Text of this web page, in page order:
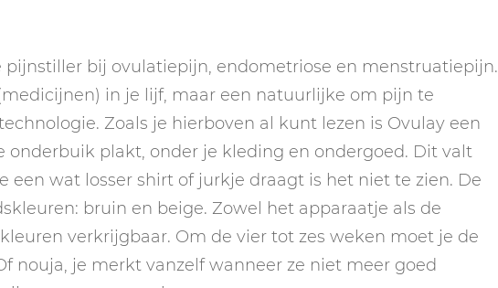
pijnstiller bij ovulatiepijn, endometriose en menstruatiepijn.
in je lijf, maar een natuurlijke om pijn te
Zoals je hierboven al kunt lezen is Ovulay een
onderbuik plakt, onder je kleding en ondergoed. Dit valt
een wat losser shirt of jurkje draagt is het niet te zien. De
bruin en beige. Zowel het apparaatje als de
verkrijgbaar. Om de vier tot zes weken moet je de
nouja, je merkt vanzelf wanneer ze niet meer goed